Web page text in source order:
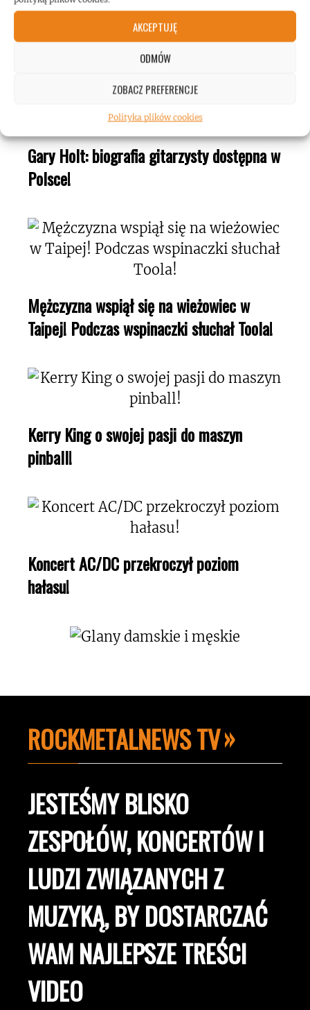
AKCEPTUJĘ
ODMÓW
ZOBACZ PREFERENCJE
Polityka plików cookies
ROCKMETAL F***T
Gary Holt: biografia gitarzysty dostępna w
Polsce!
Mężczyzna wspiął się na wieżowiec w
Taipej! Podczas wspinaczki słuchał Toola!
Kerry King o swojej pasji do maszyn
pinball!
Koncert AC/DC przekroczył poziom
hałasu!
ROCKMETALNEWS TV
JESTEŚMY BLISKO
ZESPOŁÓW, KONCERTÓW I
LUDZI ZWIĄZANYCH Z
MUZYKĄ, BY DOSTARCZAĆ
WAM NAJLEPSZE TREŚCI
VIDEO